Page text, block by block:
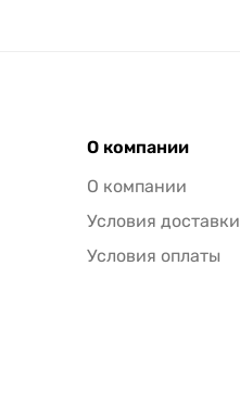
О компании
О компании
Условия доставки
Условия оплаты